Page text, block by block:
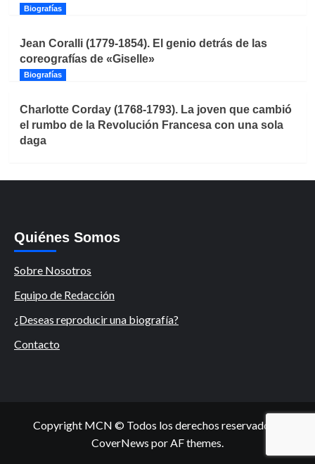
Biografías
Jean Coralli (1779-1854). El genio detrás de las
coreografías de «Giselle»
Biografías
Charlotte Corday (1768-1793). La joven que cambió
el rumbo de la Revolución Francesa con una sola
daga
Quiénes Somos
Sobre Nosotros
Equipo de Redacción
¿Deseas reproducir una biografía?
Contacto
Copyright MCN © Todos los derechos reservados.
CoverNews por AF themes.